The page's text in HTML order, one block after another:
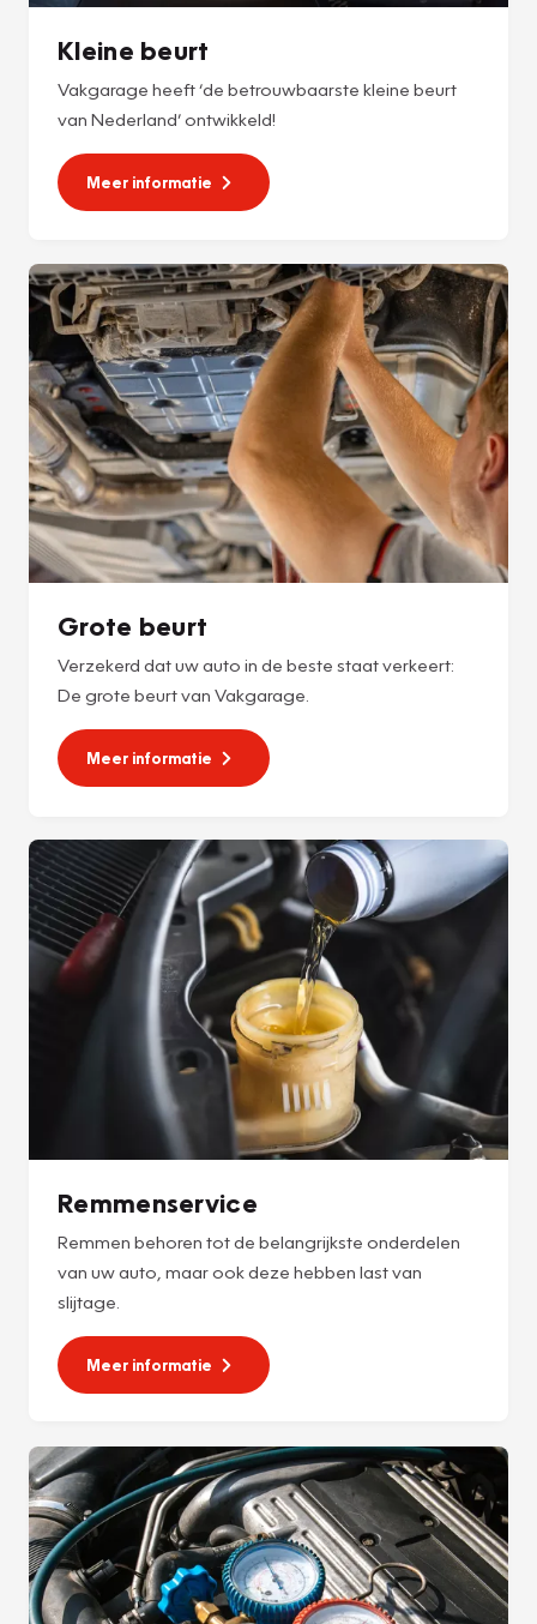
Kleine beurt
Vakgarage heeft ‘de betrouwbaarste kleine beurt
van Nederland’ ontwikkeld!
Meer informatie
Grote beurt
Verzekerd dat uw auto in de beste staat verkeert:
De grote beurt van Vakgarage.
Meer informatie
Remmenservice
Remmen behoren tot de belangrijkste onderdelen
van uw auto, maar ook deze hebben last van
slijtage.
Meer informatie